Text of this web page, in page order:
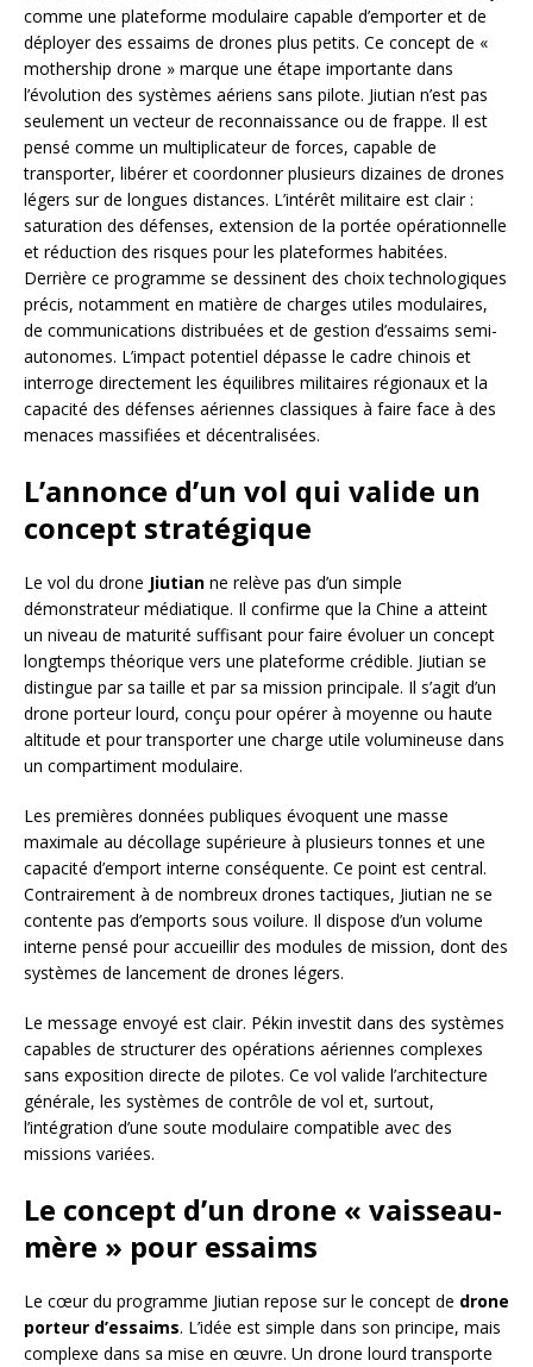
comme une plateforme modulaire capable d’emporter et de
déployer des essaims de drones plus petits. Ce concept de «
mothership drone » marque une étape importante dans
l’évolution des systèmes aériens sans pilote. Jiutian n’est pas
seulement un vecteur de reconnaissance ou de frappe. Il est
pensé comme un multiplicateur de forces, capable de
transporter, libérer et coordonner plusieurs dizaines de drones
légers sur de longues distances. L’intérêt militaire est clair :
saturation des défenses, extension de la portée opérationnelle
et réduction des risques pour les plateformes habitées.
Derrière ce programme se dessinent des choix technologiques
précis, notamment en matière de charges utiles modulaires,
de communications distribuées et de gestion d’essaims semi-
autonomes. L’impact potentiel dépasse le cadre chinois et
interroge directement les équilibres militaires régionaux et la
capacité des défenses aériennes classiques à faire face à des
menaces massifiées et décentralisées.
L’annonce d’un vol qui valide un
concept stratégique
Le vol du drone Jiutian ne relève pas d’un simple
démonstrateur médiatique. Il confirme que la Chine a atteint
un niveau de maturité suffisant pour faire évoluer un concept
longtemps théorique vers une plateforme crédible. Jiutian se
distingue par sa taille et par sa mission principale. Il s’agit d’un
drone porteur lourd, conçu pour opérer à moyenne ou haute
altitude et pour transporter une charge utile volumineuse dans
un compartiment modulaire.
Les premières données publiques évoquent une masse
maximale au décollage supérieure à plusieurs tonnes et une
capacité d’emport interne conséquente. Ce point est central.
Contrairement à de nombreux drones tactiques, Jiutian ne se
contente pas d’emports sous voilure. Il dispose d’un volume
interne pensé pour accueillir des modules de mission, dont des
systèmes de lancement de drones légers.
Le message envoyé est clair. Pékin investit dans des systèmes
capables de structurer des opérations aériennes complexes
sans exposition directe de pilotes. Ce vol valide l’architecture
générale, les systèmes de contrôle de vol et, surtout,
l’intégration d’une soute modulaire compatible avec des
missions variées.
Le concept d’un drone « vaisseau-
mère » pour essaims
Le cœur du programme Jiutian repose sur le concept de drone
porteur d’essaims. L’idée est simple dans son principe, mais
complexe dans sa mise en œuvre. Un drone lourd transporte